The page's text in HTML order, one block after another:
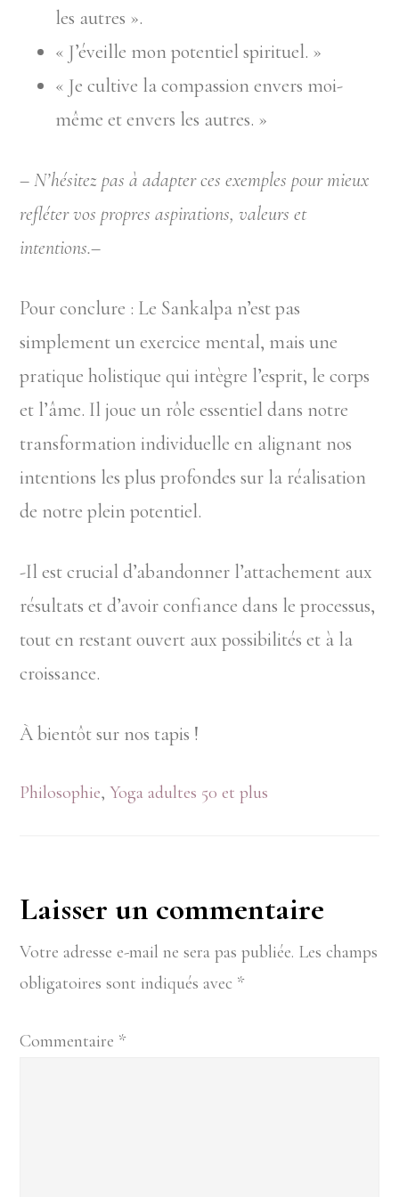
les autres ».
« J’éveille mon potentiel spirituel. »
« Je cultive la compassion envers moi-
même et envers les autres. »
–N’hésitez pas à adapter ces exemples pour mieux
refléter vos propres aspirations, valeurs et
intentions.–
Pour conclure : Le Sankalpa n’est pas
simplement un exercice mental, mais une
pratique holistique qui intègre l’esprit, le corps
et l’âme. Il joue un rôle essentiel dans notre
transformation individuelle en alignant nos
intentions les plus profondes sur la réalisation
de notre plein potentiel.
-Il est crucial d’abandonner l’attachement aux
résultats et d’avoir confiance dans le processus,
tout en restant ouvert aux possibilités et à la
croissance.
À bientôt sur nos tapis !
Philosophie,Yoga adultes 50 et plus
Interactions
du
lecteur
Laisser un commentaire
Votre adresse e-mail ne sera pas publiée. Les champs
obligatoires sont indiqués avec *
Commentaire *